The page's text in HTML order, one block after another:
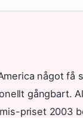
något få
gångbart.
priset 2003